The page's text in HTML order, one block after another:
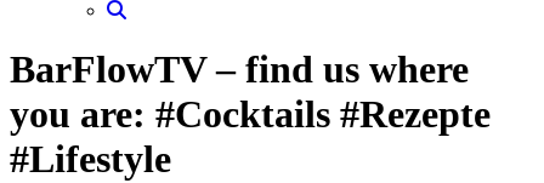
BarFlowTV – find us where
you are: #Cocktails #Rezepte
#Lifestyle